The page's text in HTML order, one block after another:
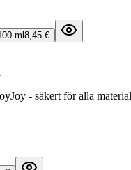
ml 8,45 €
- säkert för alla